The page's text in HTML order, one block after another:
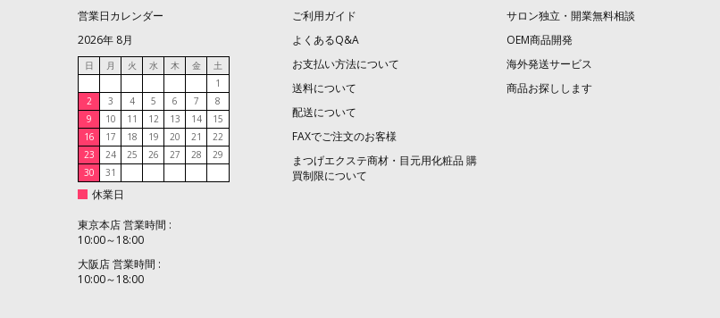
営業日カレンダー
2026年 8月
日 月 火 水 木 金
土
1
2
3 4 5 6 7
8
9
10 11 12 13 14
15
16
17 18 19 20 21
22
23
24 25 26 27 28
29
30
31
休業日
東京本店 営業時間 :
10:00～18:00
大阪店 営業時間 :
10:00～18:00
ご利用ガイド
よくあるQ&A
お支払い方法について
送料について
配送について
FAXでご注文のお客様
まつげエクステ商材・目元用化粧品 購
買制限について
サロン独立・開業無料相談
OEM商品開発
海外発送サービス
商品お探しします